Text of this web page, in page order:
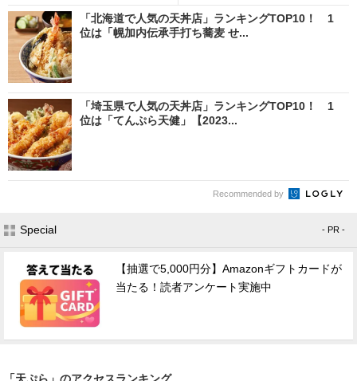
「北海道で人気の天丼店」ランキングTOP10！ 1
位は「幌加内伝承手打ち蕎麦 せ...
「埼玉県で人気の天丼店」ランキングTOP10！ 1
位は「てんぷら天健」【2023...
Recommended by
Special - PR -
【抽選で5,000円分】Amazonギフトカードが
当たる！読者アンケート実施中